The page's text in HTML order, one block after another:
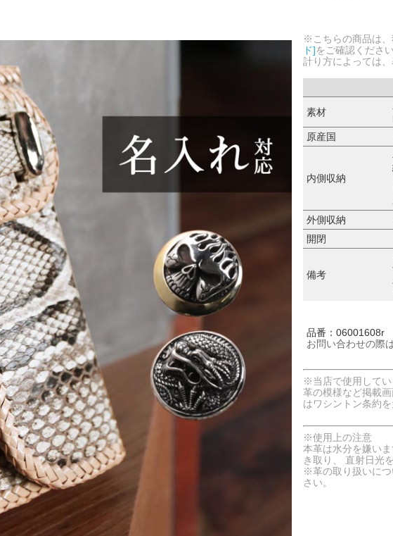
※こちらの商品は
ド]をご確認ください
計り方によっては
素材
原産国
内側収納
外側収納
開閉
備考
品番：06001608r
お問い合わせの際
※当店で使用してい
革の模様など掲載
はワシントン条約
※使用上の注意
本革は水分を嫌い
き取り、 直射日光
※革の取り扱いにつ
さい。